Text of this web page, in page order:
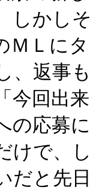
しかし
ＭＬに
、返事
今回出
の応募
けで、
だと先